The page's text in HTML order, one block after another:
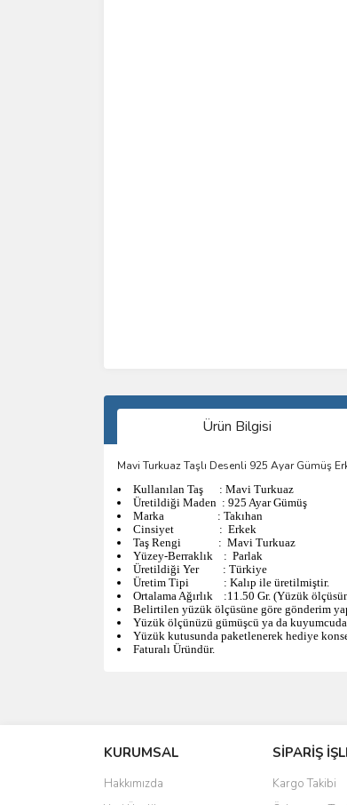
Ürün Bilgisi
Mavi Turkuaz Taşlı Desenli 925 Ayar Gümüş
Kullanılan Taş : Mavi Turkuaz
Üretildiği Maden : 925 Ayar Gümüş
Marka : Takıhan
Cinsiyet : Erkek
Taş Rengi : Mavi Turkuaz
Yüzey-Berraklık : Parlak
Üretildiği Yer : Türkiye
Üretim Tipi : Kalıp ile üretilmiştir.
Ortalama Ağırlık :11.50 Gr. (Yüzük
Belirtilen yüzük ölçüsüne göre gönderim
Yüzük ölçünüzü gümüşcü ya da
Yüzük kutusunda paketlenerek hediye
Faturalı Üründür.
Ürün resmi kalitesiz, bozuk veya
Ürün açıklamasında eksik bilgiler
KURUMSAL
Hakkımızda
SİPARİŞ
Kargo Takibi